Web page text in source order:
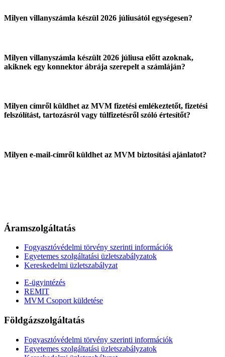
Milyen villanyszámla készül 2026 júliusától egységesen?
Milyen villanyszámla készült 2026 júliusa előtt azoknak,
akiknek egy konnektor ábrája szerepelt a számláján?
Milyen címről küldhet az MVM fizetési emlékeztetőt, fizetési
felszólítást, tartozásról vagy túlfizetésről szóló értesítőt?
Milyen e-mail-címről küldhet az MVM biztosítási ajánlatot?
Áramszolgáltatás
Fogyasztóvédelmi törvény szerinti információk
Egyetemes szolgáltatási üzletszabályzatok
Kereskedelmi üzletszabályzat
E-ügyintézés
REMIT
MVM Csoport küldetése
Földgázszolgáltatás
Fogyasztóvédelmi törvény szerinti információk
Egyetemes szolgáltatási üzletszabályzatok